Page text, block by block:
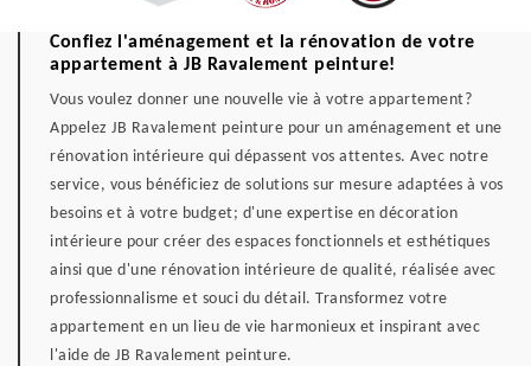
Confiez l'aménagement et la rénovation de votre
appartement à JB Ravalement peinture!
Vous voulez donner une nouvelle vie à votre appartement?
Appelez JB Ravalement peinture pour un aménagement et une
rénovation intérieure qui dépassent vos attentes. Avec notre
service, vous bénéficiez de solutions sur mesure adaptées à vos
besoins et à votre budget; d'une expertise en décoration
intérieure pour créer des espaces fonctionnels et esthétiques
ainsi que d'une rénovation intérieure de qualité, réalisée avec
professionnalisme et souci du détail. Transformez votre
appartement en un lieu de vie harmonieux et inspirant avec
l'aide de JB Ravalement peinture.